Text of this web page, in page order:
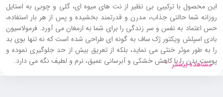
این محصول با ترکیبی بی نظیر از نت‌ های میوه ای، گلی و چوبی به استایل
روزانه شما حالتی جذاب، مدرن و قدرتمند بخشیده و پس از هر بار استفاده،
حس اعتماد به نفس و سر زندگی را برای شما به ارمغان می آورد. فرمولاسیون
بادی اسپلش ویکتور ژک ساف به گونه‌ ای طراحی شده است که نه تنها بوی بد
را به‌ طور موثر خنثی می نماید، بلکه از تعریق بیش از حد جلوگیری نموده و
پوست بدن را با کاهش خشکی و آبرسانی عمیق، نرم و لطیف نگه می‌ دارد.
مشاهده بیشتر